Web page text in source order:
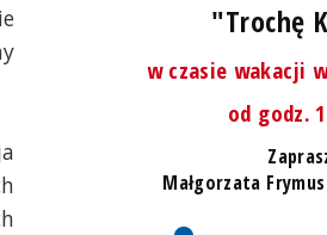
"Trochę
w czasie wakacji
od godz.
Małgorzata